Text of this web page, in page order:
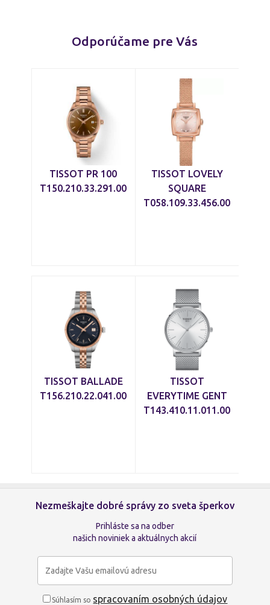
Odporúčame pre Vás
TISSOT PR 100
T150.210.33.291.00
TISSOT LOVELY
SQUARE
T058.109.33.456.00
TISSOT BALLADE
T156.210.22.041.00
TISSOT
EVERYTIME GENT
T143.410.11.011.00
Nezmeškajte dobré správy zo sveta šperkov
Prihláste sa na odber
našich noviniek a aktuálnych akcií
Súhlasím so spracovaním osobných údajov